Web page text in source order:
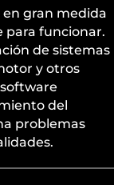
gran medida
para funcionar.
de sistemas
y otros
del
problemas